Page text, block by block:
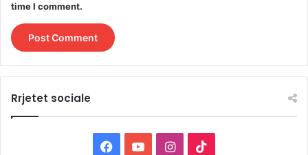
time I comment.
Rrjetet sociale
I